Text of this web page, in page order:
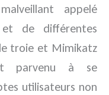
appelé
de différentes
troie et Mimikatz
parvenu à se
utilisateurs non